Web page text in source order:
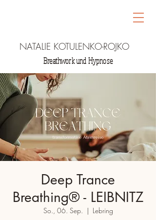
NATALIE KOTULENKO-ROJKO
Breathwork und Hypnose
Deep Trance
Breathing® - LEIBNITZ
So., 06. Sep.
  |
Lebring